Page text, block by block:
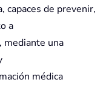
capaces de prevenir,
a
mediante una
médica